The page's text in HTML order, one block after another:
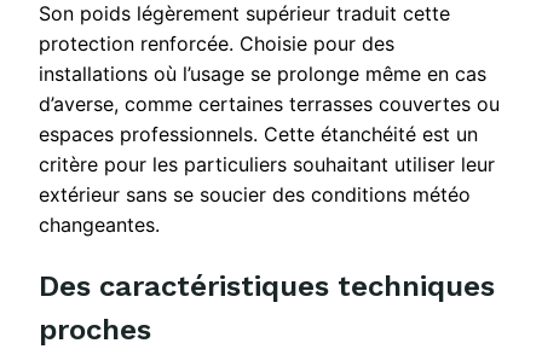
Son poids légèrement supérieur traduit cette
protection renforcée. Choisie pour des
installations où l’usage se prolonge même en cas
d’averse, comme certaines terrasses couvertes ou
espaces professionnels. Cette étanchéité est un
critère pour les particuliers souhaitant utiliser leur
extérieur sans se soucier des conditions météo
changeantes.
Des caractéristiques techniques
proches